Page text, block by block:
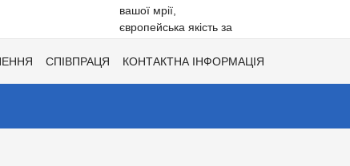
СПІВПРАЦЯ
КОНТАКТНА ІНФОРМАЦІЯ